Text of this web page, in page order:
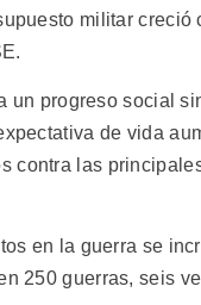
militar
un progreso social
de vida
contra las
en la guerra se
250 guerras, seis